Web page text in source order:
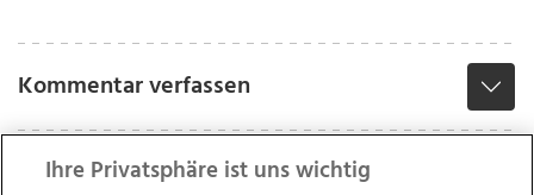
Kommentar verfassen
Ihre Privatsphäre ist uns wichtig